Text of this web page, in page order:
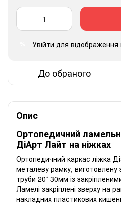
Увійти для відображення
До обраного
Опис
Ортопедичний
ДіАрт Лайт на ніжках
Ортопедичний каркас ліжка
металеву рамку, виготовлену
труби 20* 30мм із
Ламелі закріплені зверху на
накладних пластикових